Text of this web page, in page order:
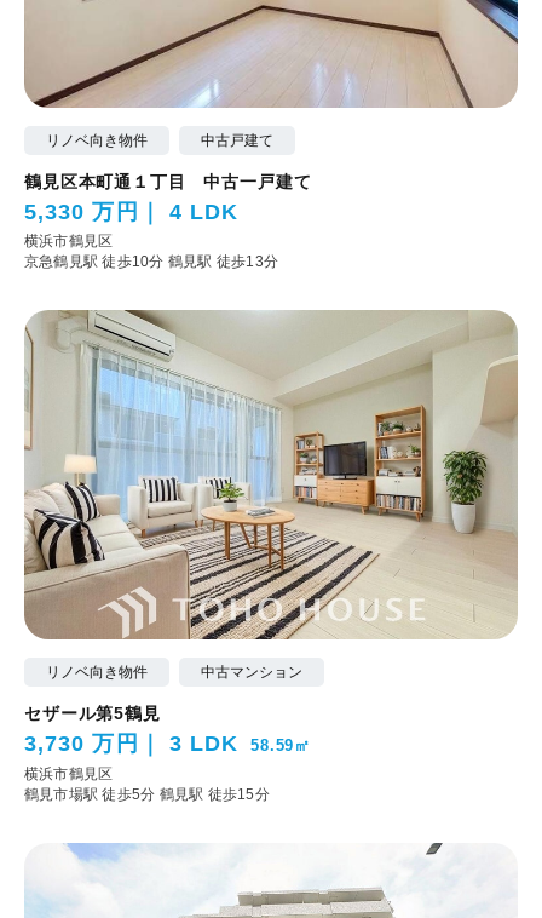
リノベ向き物件 中古戸建て
鶴見区本町通１丁目 中古一戸建て
5,330 万円 4 LDK
横浜市鶴見区
京急鶴見駅 徒歩10分 鶴見駅 徒歩13分
リノベ向き物件 中古マンション
セザール第5鶴見
3,730 万円 3 LDK 58.59㎡
横浜市鶴見区
鶴見市場駅 徒歩5分 鶴見駅 徒歩15分